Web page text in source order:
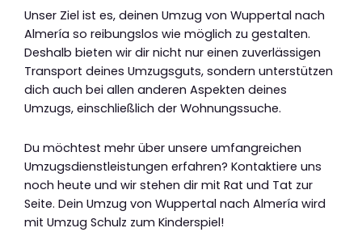
Unser Ziel ist es, deinen Umzug von Wuppertal nach
Almería so reibungslos wie möglich zu gestalten.
Deshalb bieten wir dir nicht nur einen zuverlässigen
Transport deines Umzugsguts, sondern unterstützen
dich auch bei allen anderen Aspekten deines
Umzugs, einschließlich der Wohnungssuche.
Du möchtest mehr über unsere umfangreichen
Umzugsdienstleistungen erfahren? Kontaktiere uns
noch heute und wir stehen dir mit Rat und Tat zur
Seite. Dein Umzug von Wuppertal nach Almería wird
mit Umzug Schulz zum Kinderspiel!